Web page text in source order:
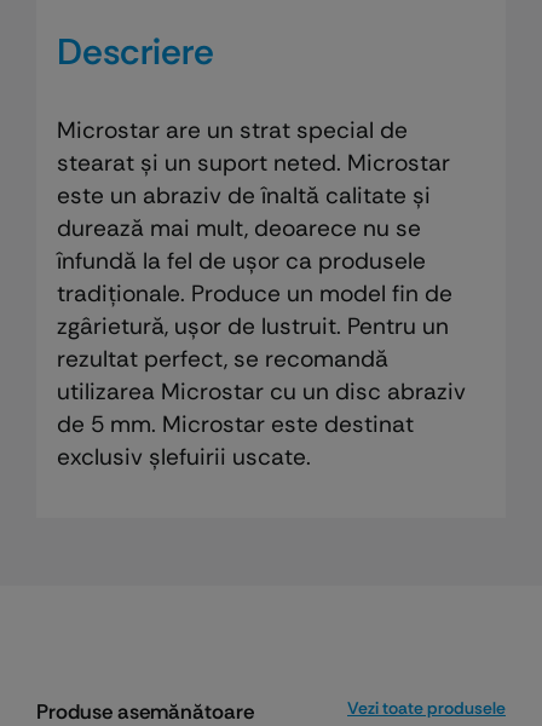
Descriere
Microstar are un strat special de
stearat și un suport neted. Microstar
este un abraziv de înaltă calitate și
durează mai mult, deoarece nu se
înfundă la fel de ușor ca produsele
tradiționale. Produce un model fin de
zgârietură, ușor de lustruit. Pentru un
rezultat perfect, se recomandă
utilizarea Microstar cu un disc abraziv
de 5 mm. Microstar este destinat
exclusiv șlefuirii uscate.
Produse asemănătoare Vezi toate produsele